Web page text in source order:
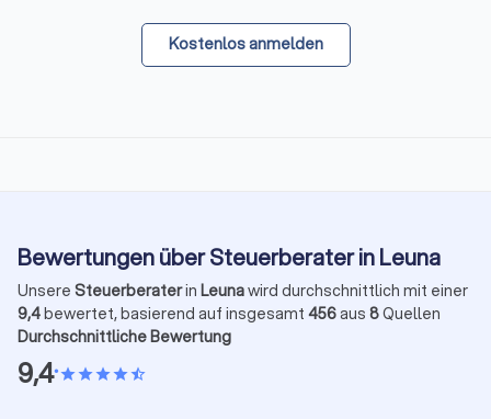
Kostenlos anmelden
Bewertungen über Steuerberater in Leuna
Unsere Steuerberaterin Leunawird durchschnittlich mit einer
9,4bewertet, basierend auf insgesamt 456aus 8Quellen
Durchschnittliche Bewertung
9,4•starstarstarstarstar_half